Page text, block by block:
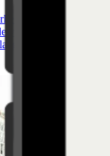
voor een
de vrijheid
maandbedrag.